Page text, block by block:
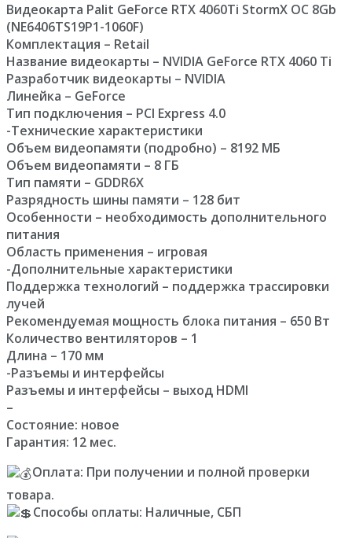
Видеокарта Palit GeForce RTX 4060Ti StormX OC 8Gb
(NE6406TS19P1-1060F)
Комплектация – Retail
Название видеокарты – NVIDIA GeForce RTX 4060 Ti
Разработчик видеокарты – NVIDIA
Линейка – GeForce
Тип подключения – PCI Express 4.0
-Технические характеристики
Объем видеопамяти (подробно) – 8192 МБ
Объем видеопамяти – 8 ГБ
Тип памяти – GDDR6X
Разрядность шины памяти – 128 бит
Особенности – необходимость дополнительного
питания
Область применения – игровая
-Дополнительные характеристики
Поддержка технологий – поддержка трассировки
лучей
Рекомендуемая мощность блока питания – 650 Вт
Количество вентиляторов – 1
Длина – 170 мм
-Разъемы и интерфейсы
Разъемы и интерфейсы – выход HDMI
–
Состояние: новое
Гарантия: 12 мес.
Оплата: При получении и полной проверки
товара.
Способы оплаты: Наличные, СБП